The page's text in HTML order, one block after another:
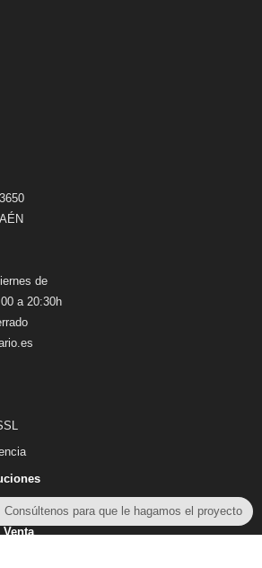
de
a 20:30h
Consúltenos para que le hagamos el proyecto